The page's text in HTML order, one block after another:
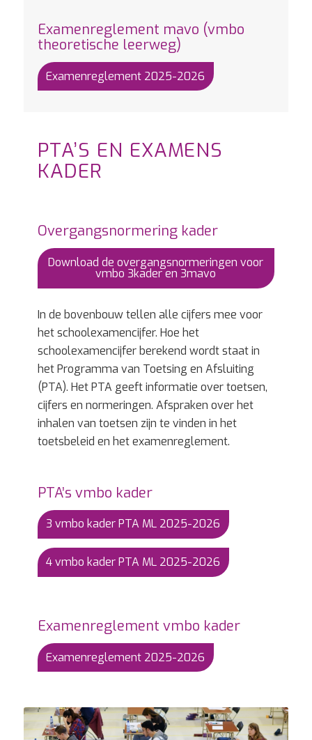
Examenreglement mavo (vmbo
theoretische leerweg)
Examenreglement 2025-2026
PTA’S EN EXAMENS
KADER
Overgangsnormering kader
Download de overgangsnormeringen voor
vmbo 3kader en 3mavo
In de bovenbouw tellen alle cijfers mee voor
het schoolexamencijfer. Hoe het
schoolexamencijfer berekend wordt staat in
het Programma van Toetsing en Afsluiting
(PTA). Het PTA geeft informatie over toetsen,
cijfers en normeringen. Afspraken over het
inhalen van toetsen zijn te vinden in het
toetsbeleid en het examenreglement.
PTA’s vmbo kader
3 vmbo kader PTA ML 2025-2026
4 vmbo kader PTA ML 2025-2026
Examenreglement vmbo kader
Examenreglement 2025-2026